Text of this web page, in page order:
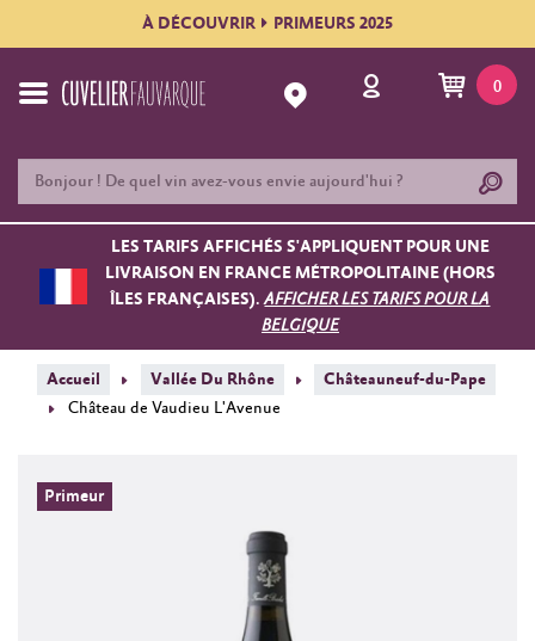
À DÉCOUVRIR PRIMEURS 2025
0
LES TARIFS AFFICHÉS S'APPLIQUENT POUR UNE
LIVRAISON EN FRANCE MÉTROPOLITAINE (HORS
ÎLES FRANÇAISES).AFFICHER LES TARIFS POUR LA
BELGIQUE
Accueil Vallée Du Rhône
Châteauneuf-du-Pape
Château de Vaudieu L'Avenue
Primeur